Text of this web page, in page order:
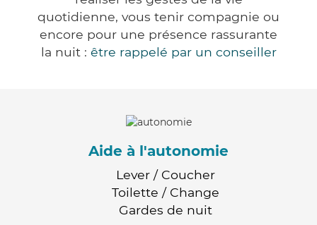
quotidienne, vous tenir compagnie ou
encore pour une présence rassurante
la nuit : être rappelé par un conseiller
Aide à l'autonomie
Lever / Coucher
Toilette / Change
Gardes de nuit